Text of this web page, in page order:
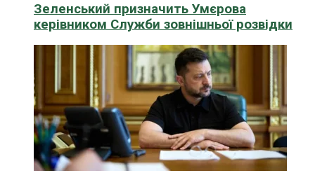
Зеленський призначить Умєрова
керівником Служби зовнішньої розвідки